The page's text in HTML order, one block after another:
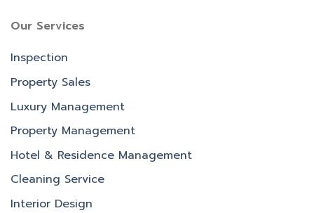
Our Services
Inspection
Property Sales
Luxury Management
Property Management
Hotel & Residence Management
Cleaning Service
Interior Design